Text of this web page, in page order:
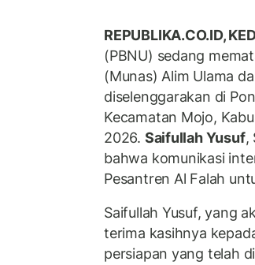
REPUBLIKA.CO.ID,
(PBNU) sedang
(Munas) Alim Ulama
diselenggarakan di
Kecamatan Mojo,
2026. Saifullah Yusuf,
bahwa komunikasi
Pesantren Al Falah
Saifullah Yusuf, yang
terima kasihnya
persiapan yang telah